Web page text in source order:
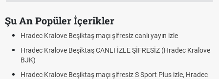
Şu An Popüler İçerikler
Hradec Kralove Beşiktaş maçı şifresiz canlı yayın izle
Hradec Kralove Beşiktaş CANLI İZLE ŞİFRESİZ (Hradec Kralove
BJK)
Hradec Kralove Beşiktaş maçı şifresiz S Sport Plus izle, Hradec